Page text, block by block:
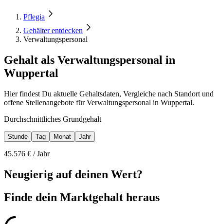
Pflegia
Gehälter entdecken
Verwaltungspersonal
Gehalt als Verwaltungspersonal in
Wuppertal
Hier findest Du aktuelle Gehaltsdaten, Vergleiche nach Standort und
offene Stellenangebote für Verwaltungspersonal in Wuppertal.
Durchschnittliches Grundgehalt
Stunde Tag Monat Jahr
45.576 € /Jahr
Neugierig auf deinen Wert?
Finde dein Marktgehalt heraus